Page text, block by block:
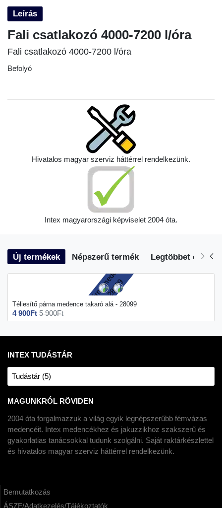
Leírás
Fali csatlakozó 4000-7200 l/óra
Fali csatlakozó 4000-7200 l/óra
Befolyó
Hivatalos magyar szerviz háttérrel rendelkezünk.
Intex magyarországi képviselet 2004 óta.
Új termékek Népszerű termék Legtöbbet eladott
Téliesítő párna medence takaró alá - 28099
4 900Ft 5 900Ft
INTEX TUDÁSTÁR
Tudástár (5)
MAGUNKRÓL RÖVIDEN
2004 óta forgalmazzuk a világ egyik legnépszerűbb fémvázas
medencéit. Intex medencékhez és jakuzzikhoz szakszerű és
gyakorlatias tanácsokkal tudunk szolgálni. Saját raktárkészlettel
és hivatalos magyar szerviz háttérrel rendelkezünk.
Bemutatkozás
ÁSZF/Adatkezelés/Tájékoztatók